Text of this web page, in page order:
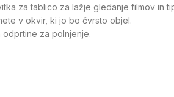
za tablico za lažje gledanje filmov in
v okvir, ki jo bo čvrsto objel.
za polnjenje.